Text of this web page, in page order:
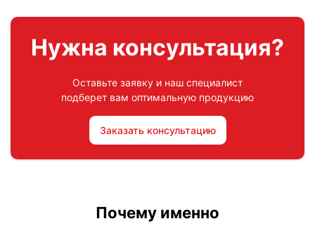
Нужна консультация?
Оставьте заявку и наш специалист
подберет вам оптимальную продукцию
Заказать консультацию
Почему именно